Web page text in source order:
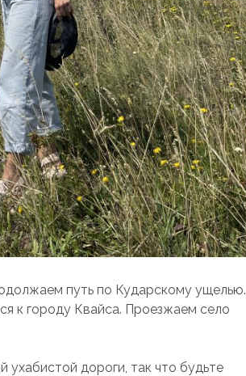
путь по Кударскому ущелью.
к городу Квайса. Проезжаем село
ухабистой дороги, так что будьте